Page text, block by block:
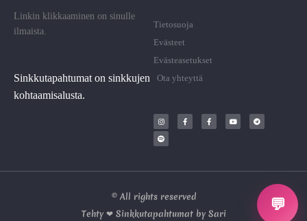
💬
Linkin klikkaaminen on sinulle
ilmaista.
Sinkkutapahtumat on sinkkujen
kohtaamisalusta.
Tietosuoja
Evästeet
Evästeasetukset
Ota yhteyttä
© All rights reserved
Tehty ❤ Sinkkutapahtumat by Sari